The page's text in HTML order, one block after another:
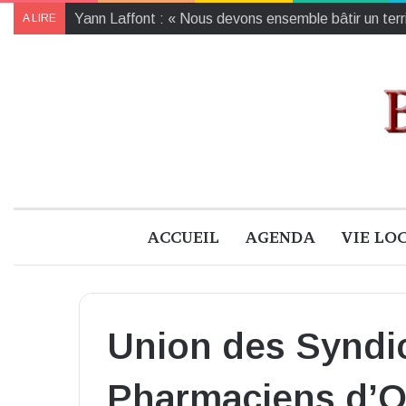
A LIRE Yann Laffont : « Nous devons ensemble bâtir un
ACCUEIL AGENDA VIE
Union des